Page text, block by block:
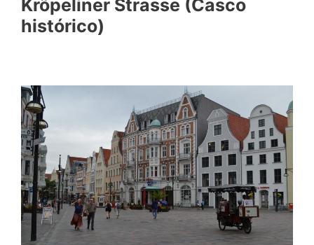
Krõpeliner Strasse (Casco
histórico)